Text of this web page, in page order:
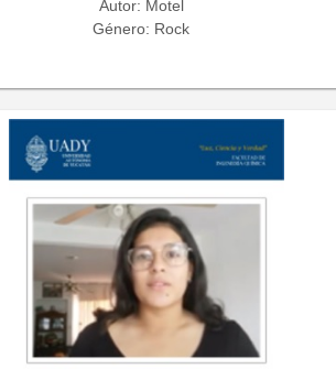
Autor: Motel
Género: Rock